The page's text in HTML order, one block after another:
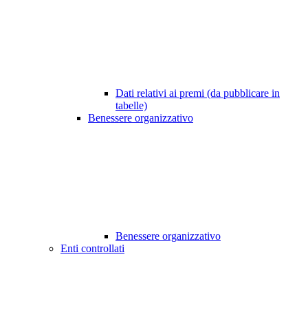
Dati relativi ai premi (da pubblicare in
tabelle)
Benessere organizzativo
Benessere organizzativo
Enti controllati